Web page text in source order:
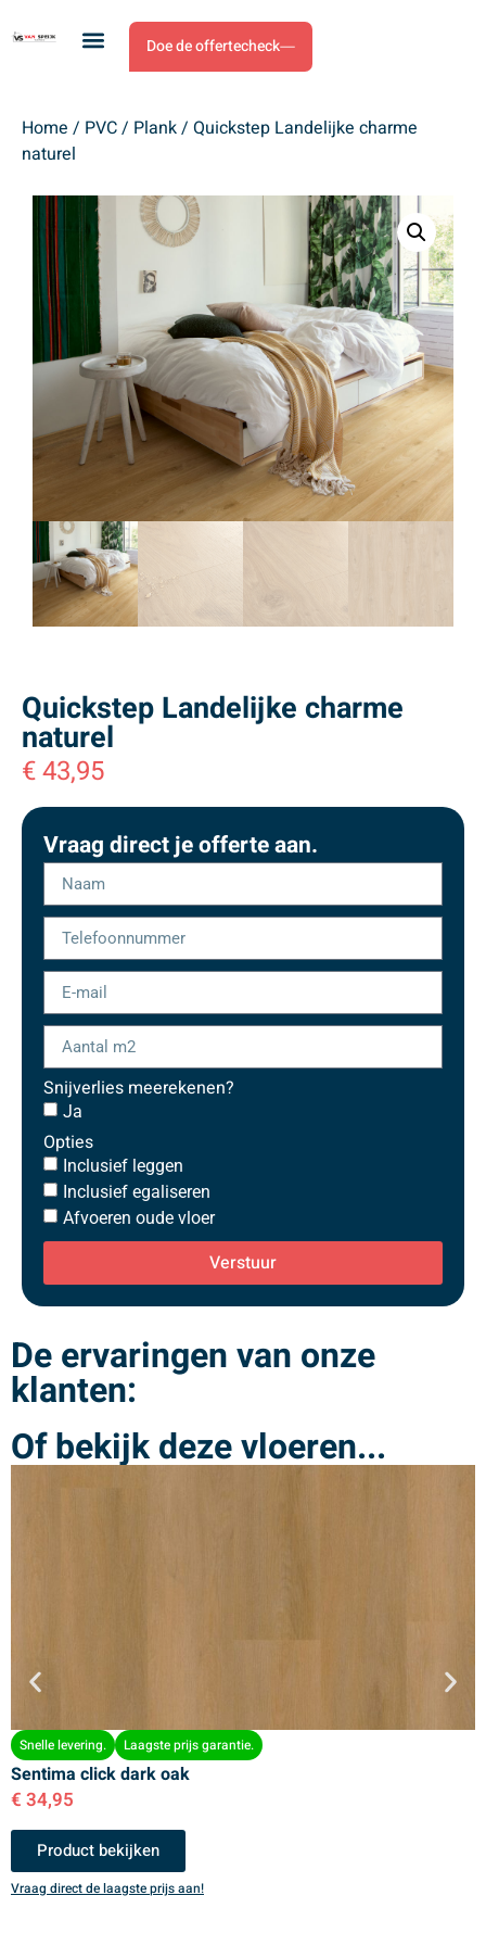
Doe de offertecheck
Home / PVC/ Plank/ Quickstep Landelijke charme
naturel
Quickstep Landelijke charme
naturel
€43,95
Vraag direct je offerte aan.
Snijverlies meerekenen?
Ja
Opties
Inclusief leggen
Inclusief egaliseren
Afvoeren oude vloer
Verstuur
De ervaringen van onze
klanten:
Of bekijk deze vloeren...
Snelle levering. Laagste prijs garantie.
Sentima click dark oak
€ 34,95
Product bekijken
Vraag direct de laagste prijs aan!